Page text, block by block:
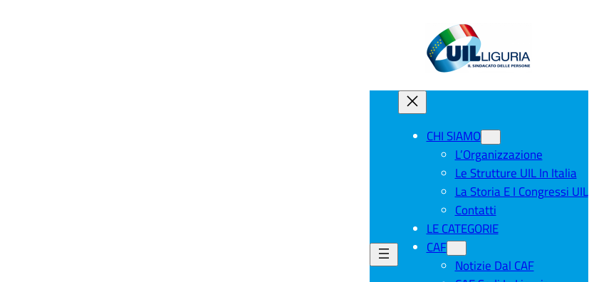
CHI SIAMO
L’Organizzazione
Le Strutture UIL In Italia
La Storia E I Congressi UIL
Contatti
LE CATEGORIE
CAF
Notizie Dal CAF